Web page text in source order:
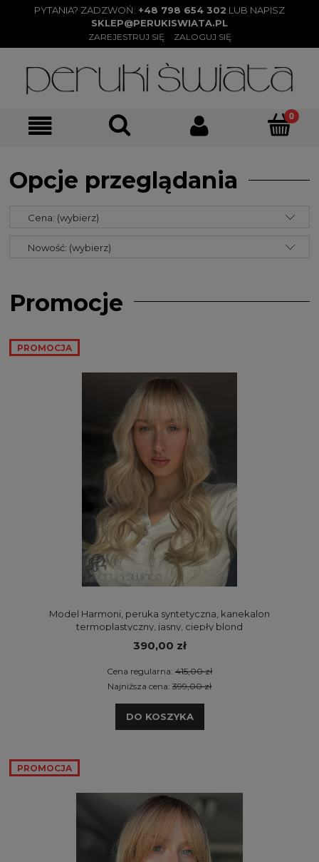
PYTANIA? ZADZWOŃ: +48 798 654 302 LUB NAPISZ
SKLEP@PERUKISWIATA.PL
ZAREJESTRUJ SIĘ ZALOGUJ SIĘ
Opcje przeglądania
Cena: (wybierz)
Nowość: (wybierz)
Promocje
Model Harmoni, peruka syntetyczna, kanekalon
termoplastyczny, jasny, ciepły blond
390,00 zł
Cena regularna: 415,00 zł
Najniższa cena: 399,00 zł
DO KOSZYKA
PROMOCJA
PROMOCJA